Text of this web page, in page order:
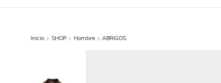
Inicio SHOP Hombre ABRIGOS